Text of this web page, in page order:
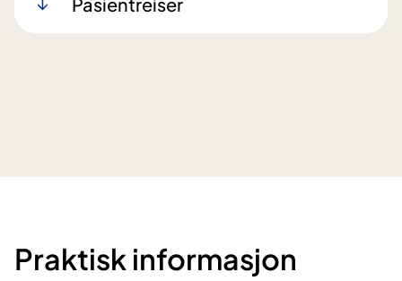
Praktisk informasjon